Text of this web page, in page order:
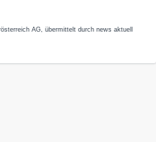
AG, übermittelt durch news aktuell